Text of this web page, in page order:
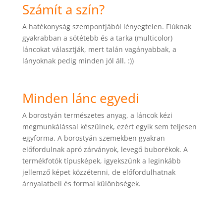
Számít a szín?
A hatékonyság szempontjából lényegtelen. Fiúknak
gyakrabban a sötétebb és a tarka (multicolor)
láncokat választják, mert talán vagányabbak, a
lányoknak pedig minden jól áll. :))
Minden lánc egyedi
A borostyán természetes anyag, a láncok kézi
megmunkálással készülnek, ezért egyik sem teljesen
egyforma. A borostyán szemekben gyakran
előfordulnak apró zárványok, levegő buborékok. A
termékfotók típusképek, igyekszünk a leginkább
jellemző képet közzétenni, de előfordulhatnak
árnyalatbeli és formai különbségek.